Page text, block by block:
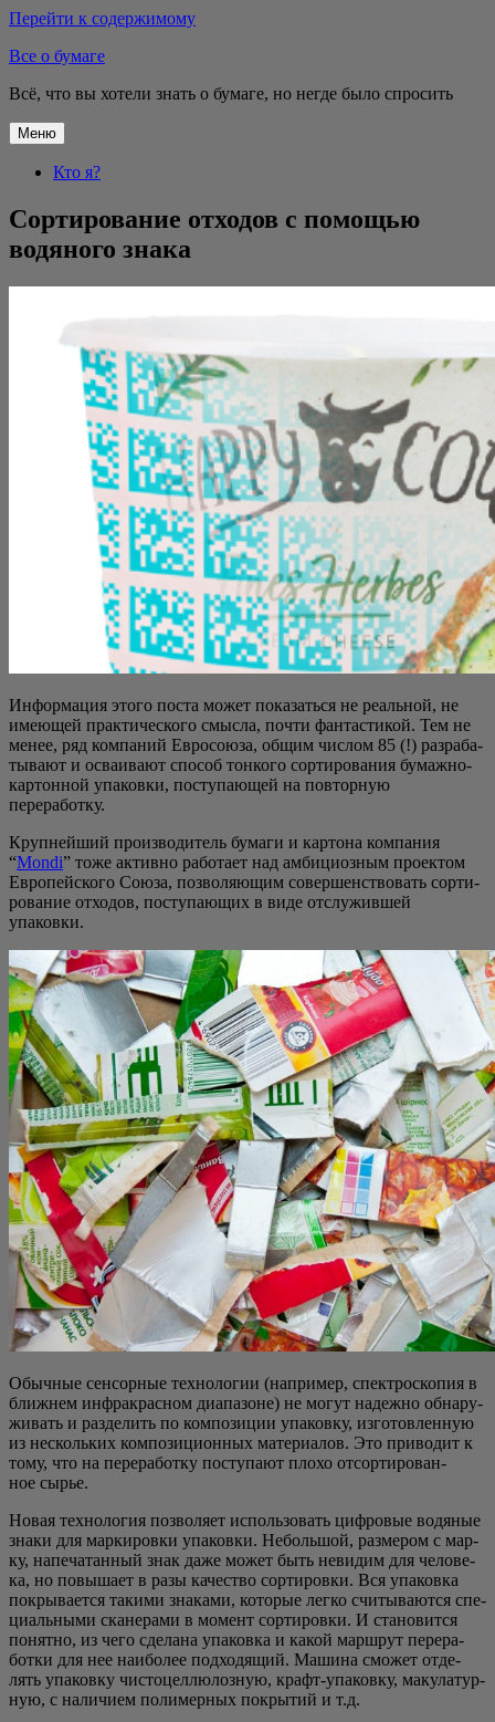
Перейти к содержимому
Все о бумаге
Всё, что вы хотели знать о бумаге, но негде было спросить
Меню
Кто я?
Сортирование отходов с помощью
водяного знака
Инфор­ма­ция это­го поста может пока­зать­ся не реаль­ной, не
име­ю­щей прак­ти­че­ско­го смыс­ла, почти фан­та­сти­кой. Тем не
менее, ряд ком­па­ний Евро­со­ю­за, общим чис­лом 85 (!) раз­ра­ба­
ты­ва­ют и осва­и­ва­ют спо­соб тон­ко­го сор­ти­ро­ва­ния бумаж­но-
кар­тон­ной упа­ков­ки, посту­па­ю­щей на повтор­ную
переработку.
Круп­ней­ший про­из­во­ди­тель бума­ги и кар­то­на ком­па­ния
“Mondi” тоже актив­но рабо­та­ет над амби­ци­оз­ным про­ек­том
Евро­пей­ско­го Сою­за, поз­во­ля­ю­щим совер­шен­ство­вать сор­ти­
ро­ва­ние отхо­дов, посту­па­ю­щих в виде отслу­жив­шей
упаковки.
Обыч­ные сен­сор­ные тех­но­ло­гии (напри­мер, спек­тро­ско­пия в
ближ­нем инфра­крас­ном диа­па­зоне) не могут надеж­но обна­ру­
жи­вать и раз­де­лить по ком­по­зи­ции упа­ков­ку, изго­тов­лен­ную
из несколь­ких ком­по­зи­ци­он­ных мате­ри­а­лов. Это при­во­дит к
тому, что на пере­ра­бот­ку посту­па­ют пло­хо отсор­ти­ро­ван­
ное сырье.
Новая тех­но­ло­гия поз­во­ля­ет исполь­зо­вать циф­ро­вые водя­ные
зна­ки для мар­ки­ров­ки упа­ков­ки. Неболь­шой, раз­ме­ром с мар­
ку, напе­ча­тан­ный знак даже может быть неви­дим для чело­ве­
ка, но повы­ша­ет в разы каче­ство сор­ти­ров­ки. Вся упа­ков­ка
покры­ва­ет­ся таки­ми зна­ка­ми, кото­рые лег­ко счи­ты­ва­ют­ся спе­
ци­аль­ны­ми ска­не­ра­ми в момент сор­ти­ров­ки. И ста­но­вит­ся
понят­но, из чего сде­ла­на упа­ков­ка и какой марш­рут пере­ра­
бот­ки для нее наи­бо­лее под­хо­дя­щий. Маши­на смо­жет отде­
лять упа­ков­ку чисто­цел­лю­лоз­ную, крафт-упа­ков­ку, маку­ла­тур­
ную, с нали­чи­ем поли­мер­ных покры­тий и т.д.